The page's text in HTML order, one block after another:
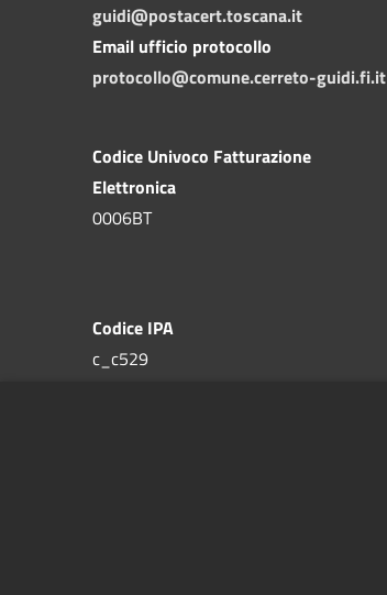
guidi@postacert.toscana.it
Email ufficio protocollo
protocollo@comune.cerreto-guidi.fi.it
Codice Univoco Fatturazione
Elettronica
0006BT
Codice IPA
c_c529